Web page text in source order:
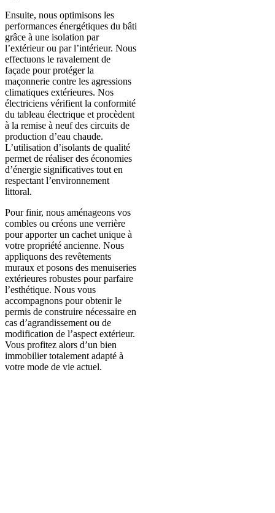
Ensuite, nous optimisons les
performances énergétiques du bâti
grâce à une isolation par
l’extérieur ou par l’intérieur. Nous
effectuons le ravalement de
façade pour protéger la
maçonnerie contre les agressions
climatiques extérieures. Nos
électriciens vérifient la conformité
du tableau électrique et procèdent
à la remise à neuf des circuits de
production d’eau chaude.
L’utilisation d’isolants de qualité
permet de réaliser des économies
d’énergie significatives tout en
respectant l’environnement
littoral.
Pour finir, nous aménageons vos
combles ou créons une verrière
pour apporter un cachet unique à
votre propriété ancienne. Nous
appliquons des revêtements
muraux et posons des menuiseries
extérieures robustes pour parfaire
l’esthétique. Nous vous
accompagnons pour obtenir le
permis de construire nécessaire en
cas d’agrandissement ou de
modification de l’aspect extérieur.
Vous profitez alors d’un bien
immobilier totalement adapté à
votre mode de vie actuel.